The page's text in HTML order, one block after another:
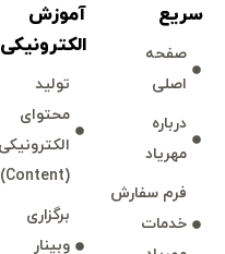
سريع
صفحه
اصلی
درباره
مهرياد
فرم سفارش
خدمات
آموزش
الكترونیكی
توليد
محتوای
الكترونیكی
(Content)
برگزاری
وبينار